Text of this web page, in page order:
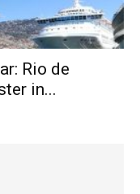
Rio de
in...